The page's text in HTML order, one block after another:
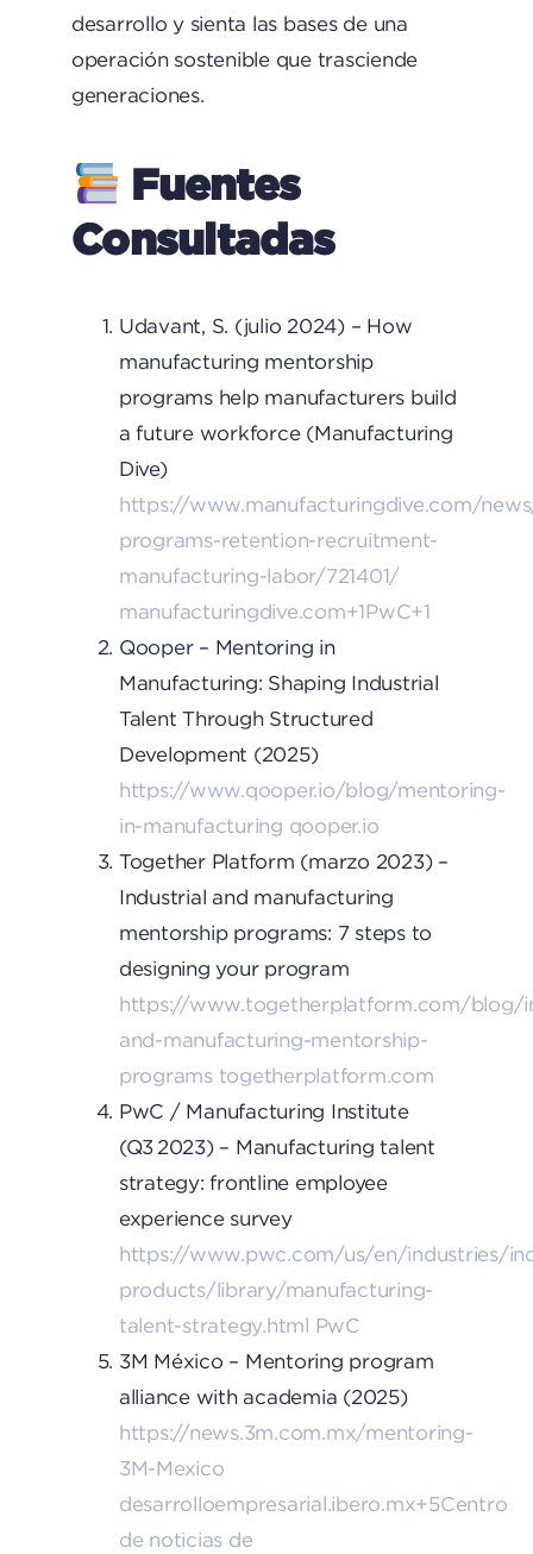
desarrollo y sienta las bases de una
operación sostenible que trasciende
generaciones.
Fuentes
Consultadas
Udavant, S. (julio 2024) – How
manufacturing mentorship
programs help manufacturers build
a future workforce (Manufacturing
Dive)
https://www.manufacturingdive.com/
programs-retention-recruitment-
manufacturing-labor/721401/
manufacturingdive.com+1PwC+1
Qooper – Mentoring in
Manufacturing: Shaping Industrial
Talent Through Structured
Development (2025)
https://www.qooper.io/blog/mentoring-
in-manufacturing qooper.io
Together Platform (marzo 2023) –
Industrial and manufacturing
mentorship programs: 7 steps to
designing your program
https://www.togetherplatform.com/blog/
and-manufacturing-mentorship-
programs togetherplatform.com
PwC / Manufacturing Institute
(Q3 2023) – Manufacturing talent
strategy: frontline employee
experience survey
https://www.pwc.com/us/en/industries/
products/library/manufacturing-
talent-strategy.html
PwC
3M México – Mentoring program
alliance with academia (2025)
https://news.3m.com.mx/mentoring-
3M-Mexico
desarrolloempresarial.ibero.mx+5Centro
de noticias de